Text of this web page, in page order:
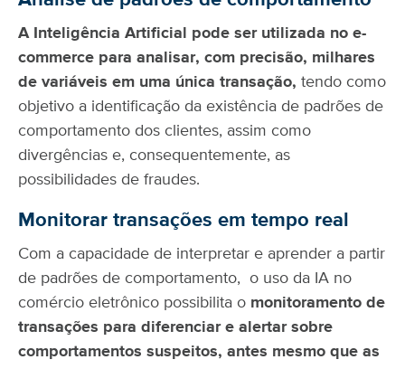
A Inteligência Artificial pode ser utilizada no e-
commerce para analisar, com precisão, milhares
de variáveis em uma única transação, tendo como
objetivo a identificação da existência de padrões de
comportamento dos clientes, assim como
divergências e, consequentemente, as
possibilidades de fraudes.
Monitorar transações em tempo real
Com a capacidade de interpretar e aprender a partir
de padrões de comportamento, o uso da IA no
comércio eletrônico possibilita o monitoramento de
transações para diferenciar e alertar sobre
comportamentos suspeitos, antes mesmo que as